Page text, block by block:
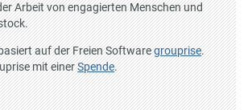
Arbeit von engagierten Menschen und
auf der Freien Softwaregrouprise.
mit einerSpende.